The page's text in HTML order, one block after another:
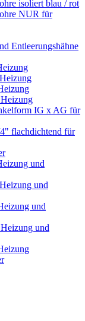
isoliert blau / rot
NUR für
Entleerungshähne
IG x AG für
flachdichtend für
und
und
und
und